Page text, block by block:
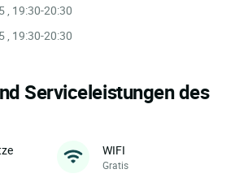
, 19:30-20:30
, 19:30-20:30
Serviceleistungen des
WIFI
Gratis